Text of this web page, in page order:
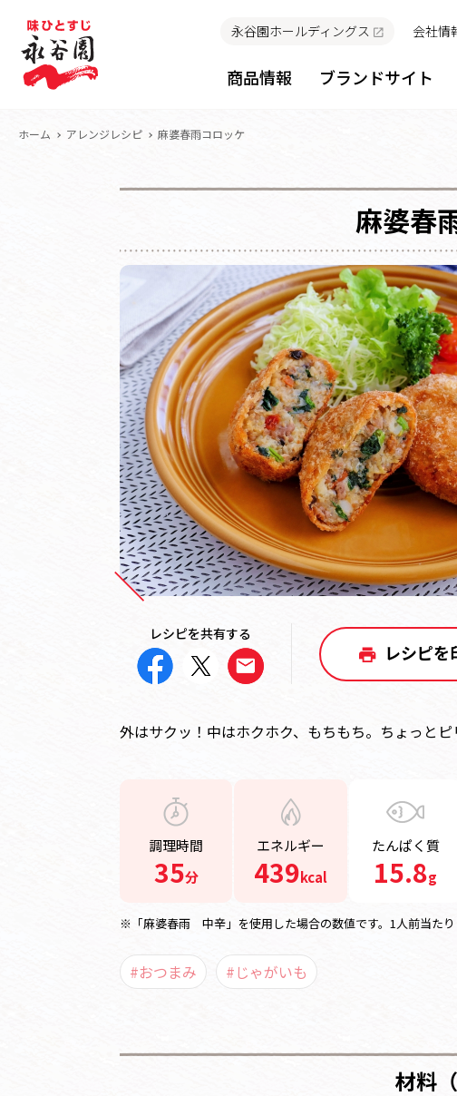
永谷園ホールディングス 会社情
商品情報 ブランドサイト
ホーム アレンジレシピ 麻婆春雨コロッケ
麻婆春
レシピを共有する
レシピを
外はサクッ！中はホクホク、もちもち。ちょっと
調理時間
35分
エネルギー
439kcal
たんぱく質
15.8g
※「麻婆春雨 中辛」を使用した場合の数値です。1人前当たり
#おつまみ #じゃがいも
材料